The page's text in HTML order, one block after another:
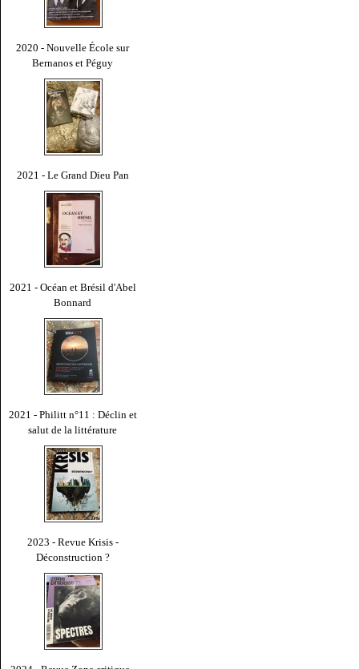
2020 - Nouvelle École sur
Bernanos et Péguy
2021 - Le Grand Dieu Pan
2021 - Océan et Brésil d'Abel
Bonnard
2021 - Philitt n°11 : Déclin et
salut de la littérature
2023 - Revue Krisis -
Déconstruction ?